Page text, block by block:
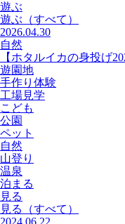
遊ぶ
遊ぶ （すべて）
2026.04.30
自然
【ホタルイカの身投げ
遊園地
手作り体験
工場見学
こども
公園
ペット
自然
山登り
温泉
泊まる
見る
見る
（すべて）
2024.06.22